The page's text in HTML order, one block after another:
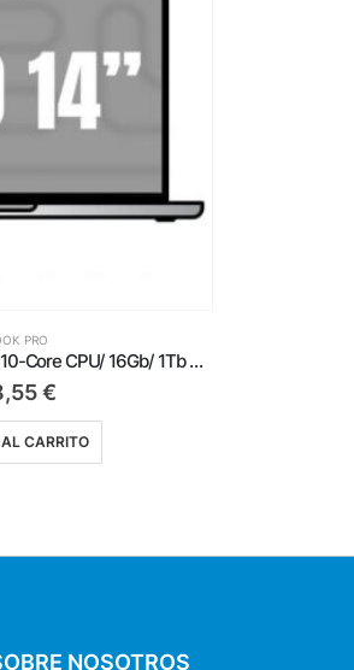
PRO
Apple Macbook Pro 14’/ M4 10-Core CPU/ 16Gb/ 1Tb SSD/ 10-Core GPU/ Plata
€
CARRITO
NOSOTROS